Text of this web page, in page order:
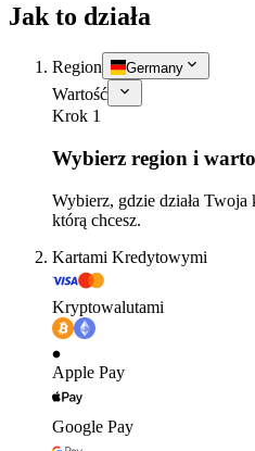
Jak to działa
Region Germany
Wartość
Krok 1
Wybierz region i
Wybierz, gdzie działa
którą chcesz.
Kartami Kredytowymi
Kryptowalutami
Apple Pay
Google Pay